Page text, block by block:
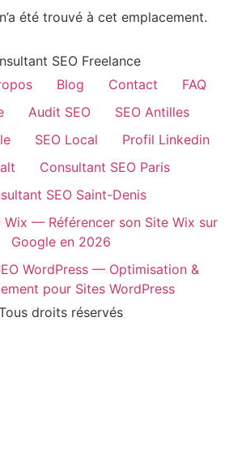
été trouvé à cet emplacement.
SEO Freelance
Blog Contact
FAQ
Audit SEO
SEO Antilles
SEO Local
Profil Linkedin
Consultant SEO Paris
SEO Saint-Denis
Wix — Référencer son Site Wix sur
Google en 2026
WordPress — Optimisation &
pour Sites WordPress
droits réservés